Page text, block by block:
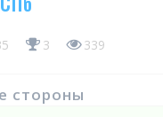
3 339
стороны